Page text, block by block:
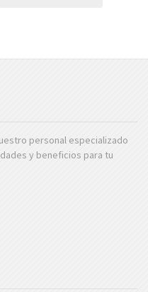
personal especializado
y beneficios para tu